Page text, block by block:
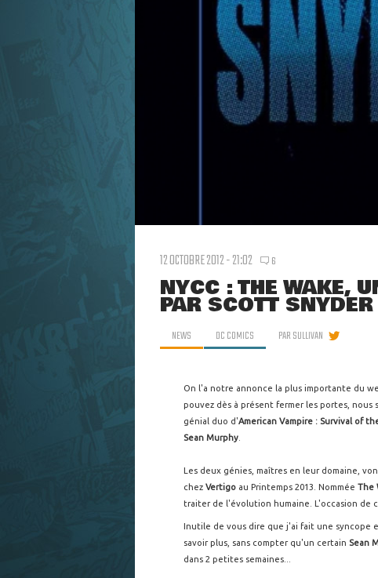
12 OCTOBRE 2012 - 21:02 6
NYCC : THE WAKE,
PAR SCOTT
NEWS DC COMICS PARSULLIVAN
On l'a notre annonce la plus importante du
pouvez dès à présent fermer les portes,
génial duo d'American Vampire : Survival of
Sean Murphy
Les deux génies, maîtres en leur domaine,
chez Vertigo au Printemps 2013. Nommée The
traiter de l'évolution humaine. L'occasion de
Inutile de vous dire que j'ai fait une syncope
savoir plus, sans compter qu'un certain Sean
dans 2 petites semaines...